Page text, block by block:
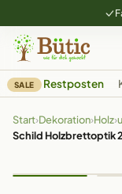
SALE Restposten
Start›Dekoration›Holz›
Schild Holzbrettoptik